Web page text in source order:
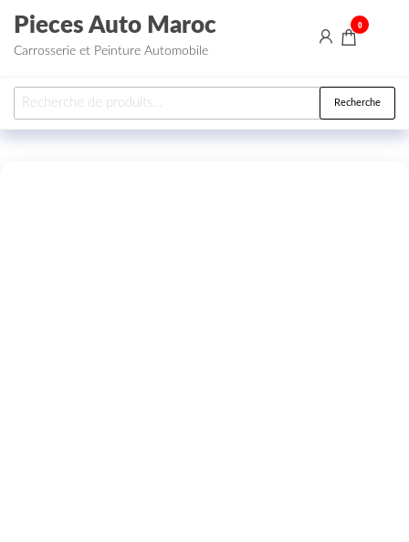
Aller au contenu
Pieces Auto Maroc
Carrosserie et Peinture Automobile
0
Recherche pour : Recherche